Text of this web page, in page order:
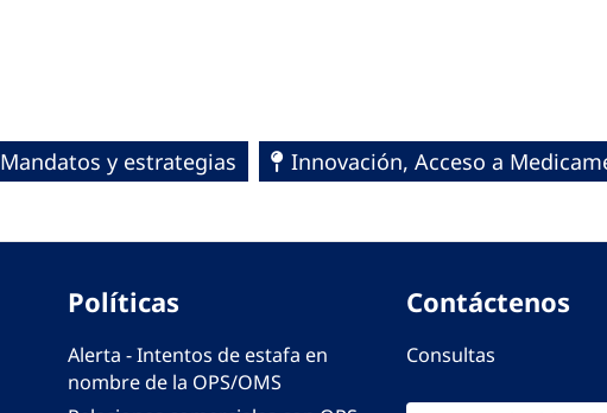
Mandatos y estrategias Innovación, Acceso a
Políticas
Alerta - Intentos de estafa en
nombre de la OPS/OMS
Contáctenos
Consultas